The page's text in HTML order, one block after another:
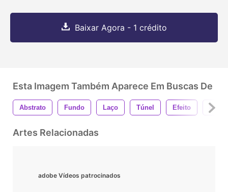
Baixar Agora - 1 crédito
Esta Imagem Também Aparece Em Buscas De
Abstrato Fundo Laço Túnel Efeito Luz
Artes Relacionadas
adobe Vídeos patrocinados